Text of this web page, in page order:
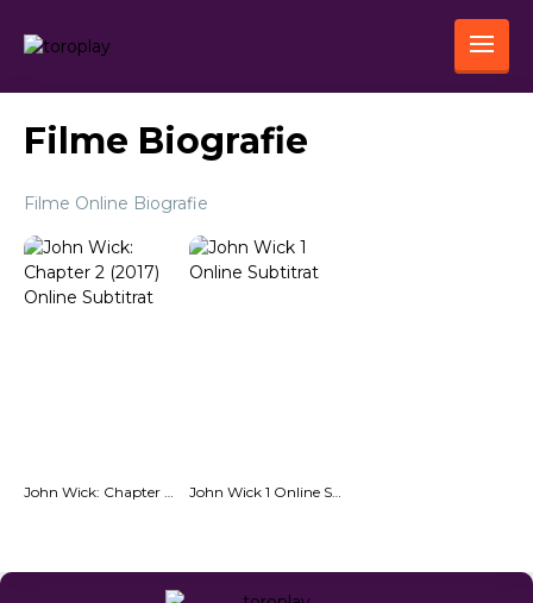
Filme Biografie
Filme Online Biografie
John Wick 1 Online Subtitrat